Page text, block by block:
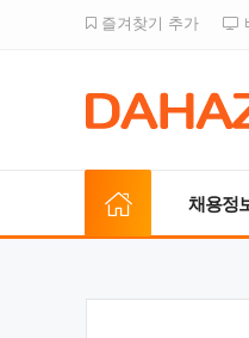
즐겨찾기 추가
채용정